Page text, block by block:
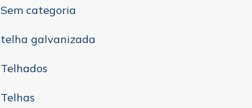
Sem categoria
telha galvanizada
Telhados
Telhas